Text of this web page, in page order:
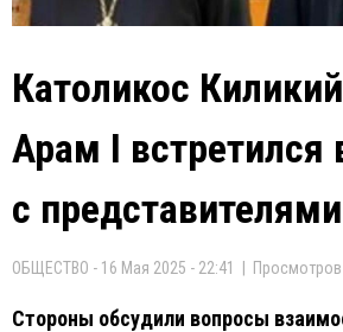
Католикос
Арам I встретился
с
ОБЩЕСТВО - 16 Мая 2025 - 22:41 | Просмотров
Стороны обсудили вопросы